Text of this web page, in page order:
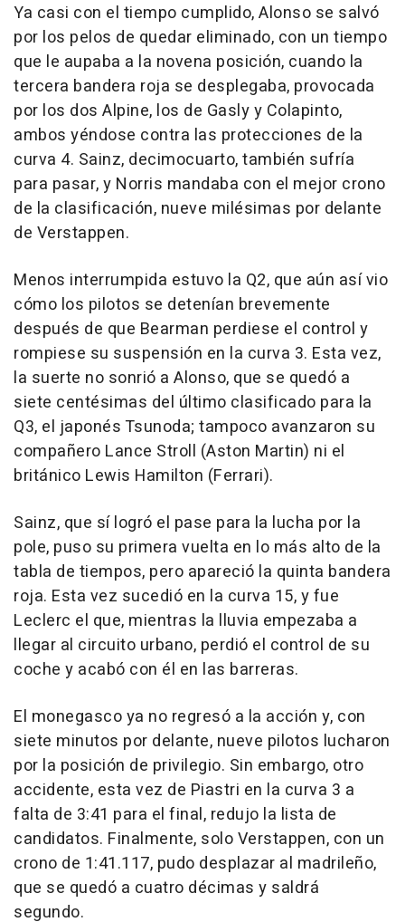
Ya casi con el tiempo cumplido, Alonso se salvó
por los pelos de quedar eliminado, con un tiempo
que le aupaba a la novena posición, cuando la
tercera bandera roja se desplegaba, provocada
por los dos Alpine, los de Gasly y Colapinto,
ambos yéndose contra las protecciones de la
curva 4. Sainz, decimocuarto, también sufría
para pasar, y Norris mandaba con el mejor crono
de la clasificación, nueve milésimas por delante
de Verstappen.
Menos interrumpida estuvo la Q2, que aún así vio
cómo los pilotos se detenían brevemente
después de que Bearman perdiese el control y
rompiese su suspensión en la curva 3. Esta vez,
la suerte no sonrió a Alonso, que se quedó a
siete centésimas del último clasificado para la
Q3, el japonés Tsunoda; tampoco avanzaron su
compañero Lance Stroll (Aston Martin) ni el
británico Lewis Hamilton (Ferrari).
Sainz, que sí logró el pase para la lucha por la
pole, puso su primera vuelta en lo más alto de la
tabla de tiempos, pero apareció la quinta bandera
roja. Esta vez sucedió en la curva 15, y fue
Leclerc el que, mientras la lluvia empezaba a
llegar al circuito urbano, perdió el control de su
coche y acabó con él en las barreras.
El monegasco ya no regresó a la acción y, con
siete minutos por delante, nueve pilotos lucharon
por la posición de privilegio. Sin embargo, otro
accidente, esta vez de Piastri en la curva 3 a
falta de 3:41 para el final, redujo la lista de
candidatos. Finalmente, solo Verstappen, con un
crono de 1:41.117, pudo desplazar al madrileño,
que se quedó a cuatro décimas y saldrá
segundo.